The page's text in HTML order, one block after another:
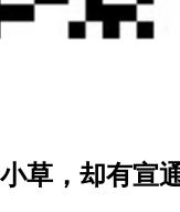
草，却有宣